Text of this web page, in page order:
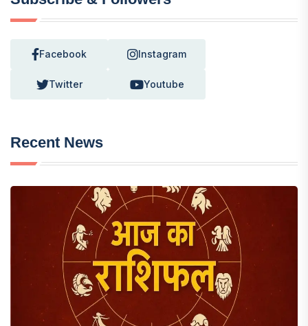
Facebook Instagram
Twitter Youtube
Recent News